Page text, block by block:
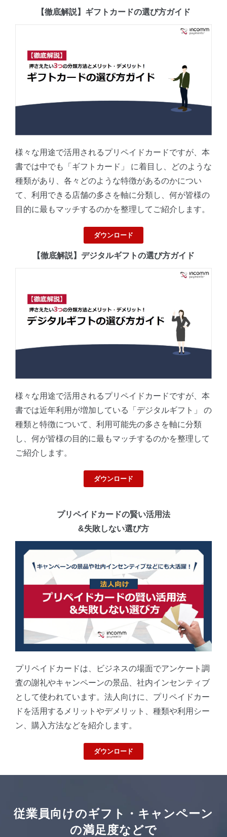
【徹底解説】ギフトカードの選び方ガイド
様々な用途で活用されるプリペイドカードですが、本
書では中でも「ギフトカード」 に着目し、どのような
種類があり、各々どのような特徴があるのかについ
て、利用できる店舗の多さを軸に分類し、何が皆様の
目的に最もマッチするのかを整理してご紹介します。
ダウンロード
【徹底解説】デジタルギフトの選び方ガイド
様々な用途で活用されるプリペイドカードですが、本
書では近年利用が増加している「デジタルギフト」 の
種類と特徴について、利用可能先の多さを軸に分類
し、何が皆様の目的に最もマッチするのかを整理して
ご紹介します。
ダウンロード
プリペイドカードの賢い活用法
&失敗しない選び方
プリペイドカードは、ビジネスの場⾯でアンケート調
査の謝礼やキャンペーンの景品、社内インセンティブ
として使われています。法⼈向けに、プリペイドカー
ドを活⽤するメリットやデメリット、種類や利⽤シー
ン、購⼊⽅法などを紹介します。
ダウンロード
従業員向けのギフト・キャンペーン
の満足度などで